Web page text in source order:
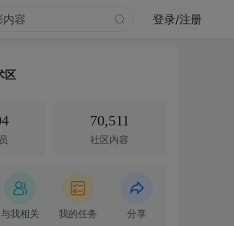
登录/注册
区
70,511
社区内容
与我相关 我的任务 分享